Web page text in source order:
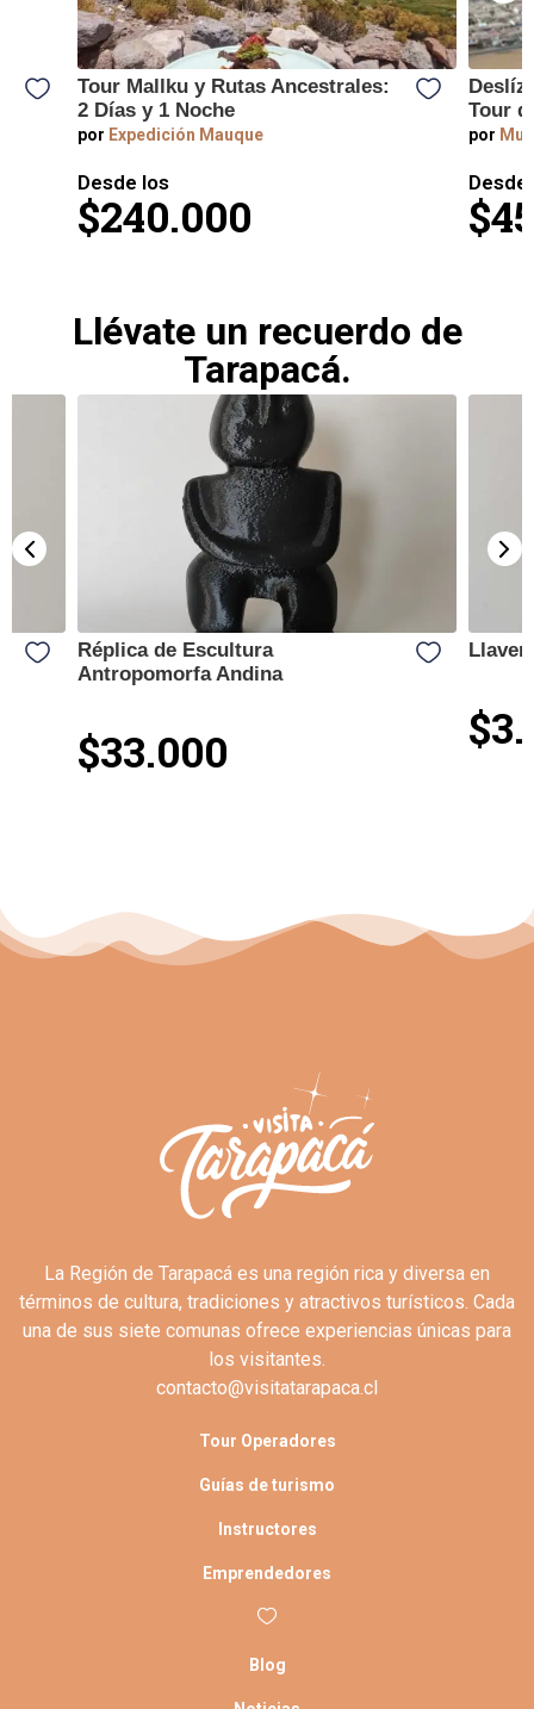
Tour Mallku y Rutas Ancestrales:
2 Días y 1 Noche
por Expedición Mauque
Desde los
$240.000
Tour
por
Desde
Llévate un recuerdo de
Tarapacá.
Réplica de Escultura
Antropomorfa Andina
$33.000
La Región de Tarapacá es una región rica y diversa en
términos de cultura, tradiciones y atractivos turísticos. Cada
una de sus siete comunas ofrece experiencias únicas para
los visitantes.
contacto@visitatarapaca.cl
Tour Operadores
Guías de turismo
Instructores
Emprendedores
Blog